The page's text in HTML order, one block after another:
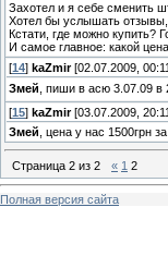
Захотел и я себе сменить
Хотел бы услышать отзывы,
Кстати, где можно купить?
И самое главное: какой
[14] kaZmir[02.07.2009,
Змей , пиши в асю 3.07.09
[15] kaZmir[03.07.2009,
Змей , цена у нас 1500грн
Страница 2 из 2 « 1 2
Полная версия сайта